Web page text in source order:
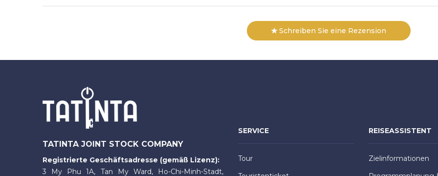
Schreiben Sie eine Rezension
TATINTA JOINT STOCK COMPANY
Registrierte Geschäftsadresse (gemäß Lizenz):
3 My Phu 1A, Tan My Ward, Ho-Chi-Minh-Stadt,
SERVICE
Tour
REISEASSISTENT
Zielinformationen